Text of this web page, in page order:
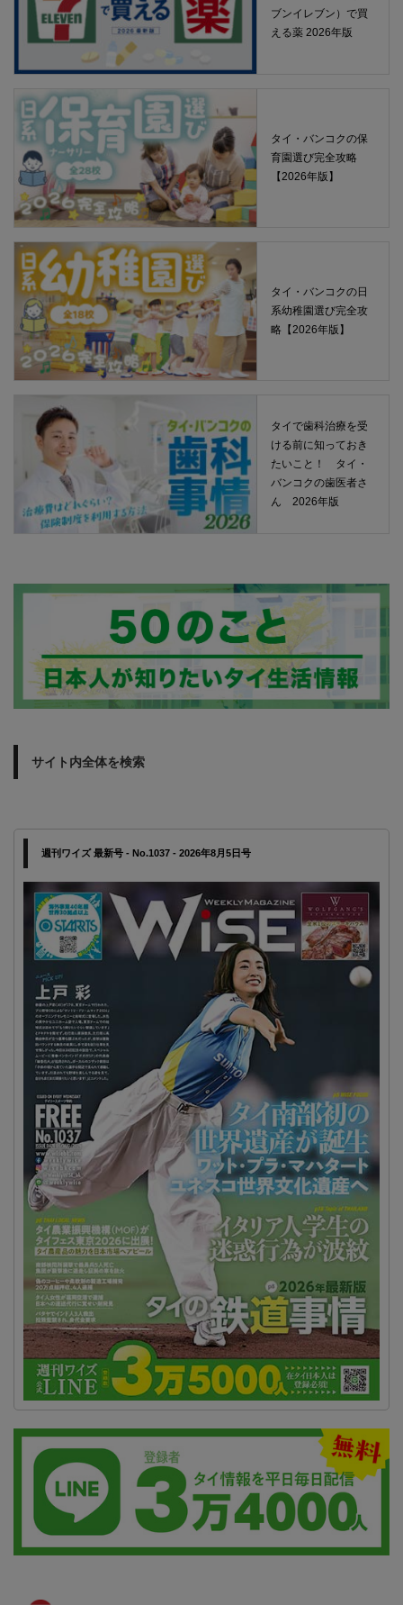
ブンイレブン）で買
える薬 2026年版
タイ・バンコクの保
育園選び完全攻略
【2026年版】
タイ・バンコクの日
系幼稚園選び完全攻
略【2026年版】
タイで歯科治療を受
ける前に知っておき
たいこと！ タイ・
バンコクの歯医者さ
ん 2026年版
サイト内全体を検索
週刊ワイズ 最新号 - No.1037 - 2026年8月5日号